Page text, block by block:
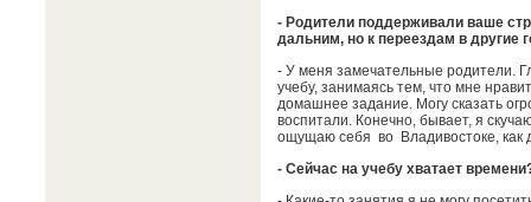
- Родители поддерживали ваше
дальним, но к переездам в другие
- У меня замечательные родители.
учебу, занимаясь тем, что мне
домашнее задание. Могу сказать
воспитали. Конечно, бывает, я
ощущаю себя во Владивостоке, как
- Сейчас на учебу хватает